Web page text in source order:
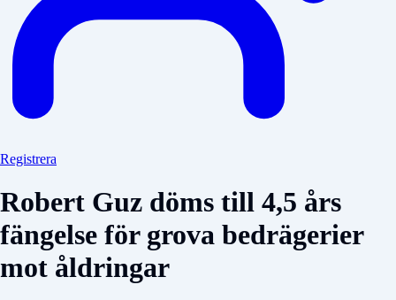
Registrera
Robert Guz döms till 4,5 års
fängelse för grova bedrägerier
mot åldringar